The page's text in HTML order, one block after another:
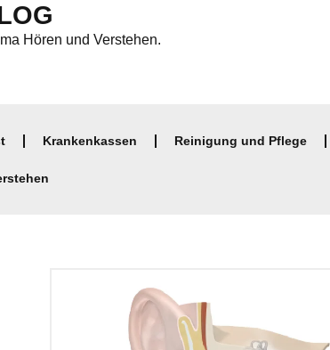
Hören und Verstehen.
Krankenkassen Reinigung und Pflege